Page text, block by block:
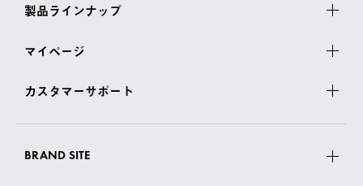
製品ラインナップ
マイページ
カスタマーサポート
BRAND SITE